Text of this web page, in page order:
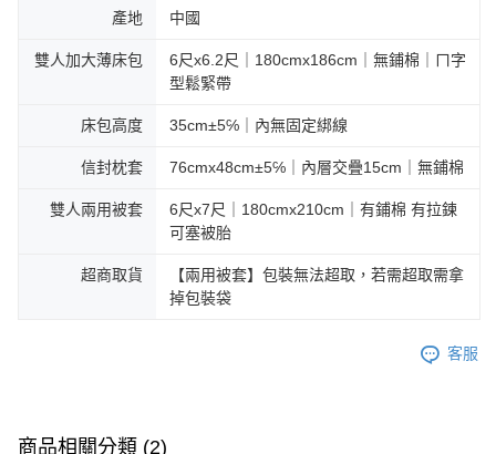
產地 中國
雙人加大薄床包
6尺x6.2尺｜180cmx186cm｜無鋪棉｜ㄇ字
型鬆緊帶
床包高度 35cm±5℅｜內無固定綁線
信封枕套 76cmx48cm±5℅｜內層交疊15cm｜無鋪棉
雙人兩用被套
6尺x7尺｜180cmx210cm｜有鋪棉 有拉鍊
可塞被胎
超商取貨
【兩用被套】包裝無法超取，若需超取需拿
掉包裝袋
客服
商品相關分類 (2)